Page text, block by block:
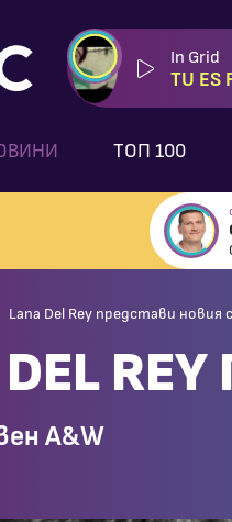
In Grid
TU ES
ТОП 100
Lana Del Rey представи новия
DEL
A&W